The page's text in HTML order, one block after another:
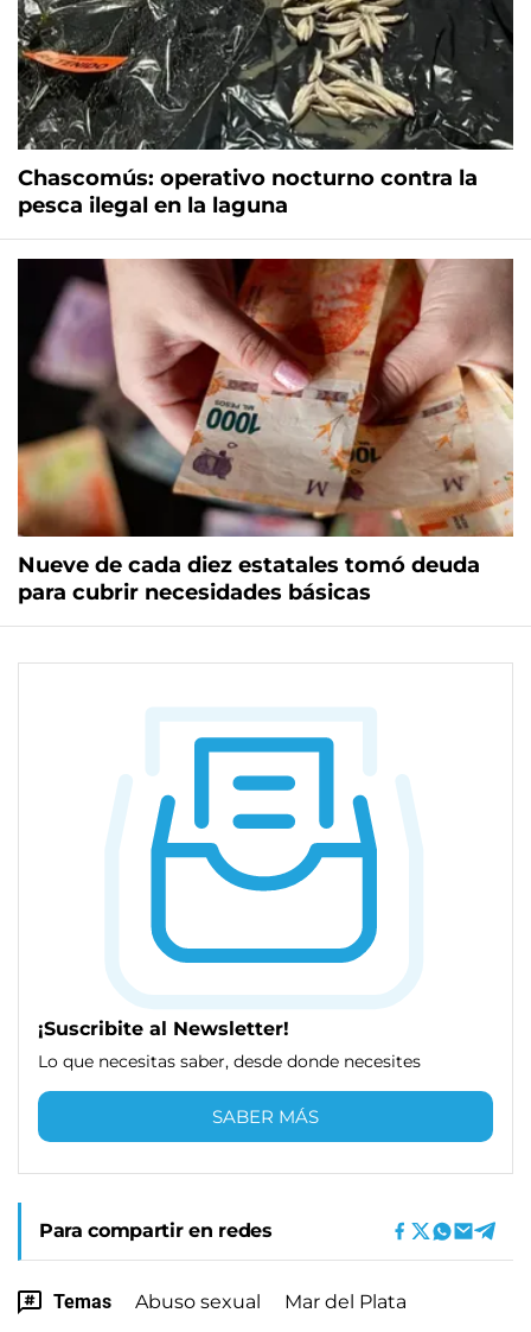
Chascomús: operativo nocturno contra la
pesca ilegal en la laguna
Nueve de cada diez estatales tomó deuda
para cubrir necesidades básicas
¡Suscribite al Newsletter!
Lo que necesitas saber, desde donde necesites
SABER MÁS
Para compartir en redes
Temas Abuso sexual Mar del Plata